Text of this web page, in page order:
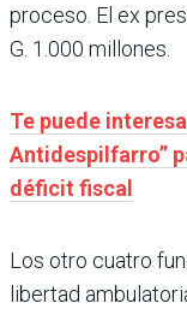
proceso. El ex
G. 1.000 millones.
Te puede
Antidespilfarro”
déficit fiscal
Los otro cuatro
libertad